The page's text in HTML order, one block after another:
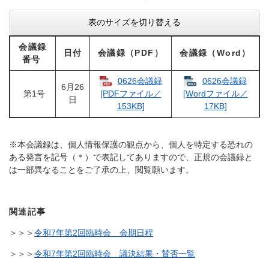
表のサイズを切り替える
会議録
番号
日付 会議録（PDF） 会議録（Word）
第1号
6月26
日
0626会議録
[PDFファイル／
153KB]
0626会議録
[Wordファイル／
17KB]
※本会議録は、個人情報保護の観点から、個人を特定する恐れの
ある発言を記号（＊）で表記してありますので、正規の会議録と
は一部異なることをご了承の上、閲覧願います。
関連記事
＞＞＞令和7年第2回臨時会 会期日程
＞＞＞令和7年第2回臨時会 議決結果・賛否一覧